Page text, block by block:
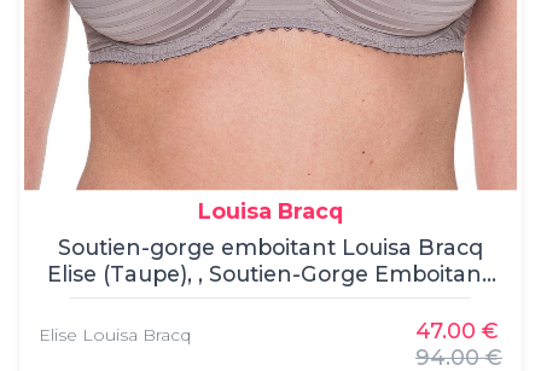
Louisa Bracq
Soutien-gorge emboitant Louisa Bracq
Elise (Taupe), , Soutien-Gorge Emboitant,
Louisa Bracq, , 45% Polyamide - 34%
Polyester - 21% Elasthanne
Elise Louisa Bracq
47.00 €
94.00 €